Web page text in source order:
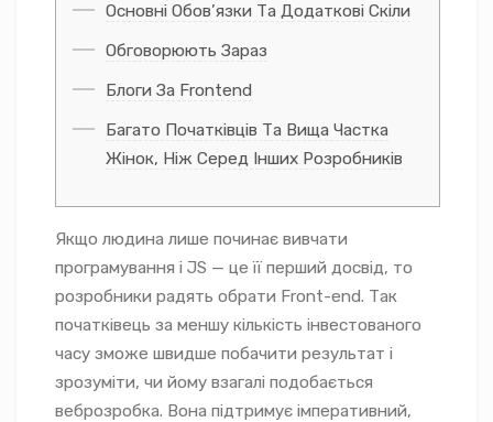
Основні Обов’язки Та Додаткові Скіли
Обговорюють Зараз
Блоги За Frontend
Багато Початківців Та Вища Частка
Жінок, Ніж Серед Інших Розробників
Якщо людина лише починає вивчати
програмування і JS — це її перший досвід, то
розробники радять обрати Front-end. Так
початківець за меншу кількість інвестованого
часу зможе швидше побачити результат і
зрозуміти, чи йому взагалі подобається
веброзробка. Вона підтримує імперативний,